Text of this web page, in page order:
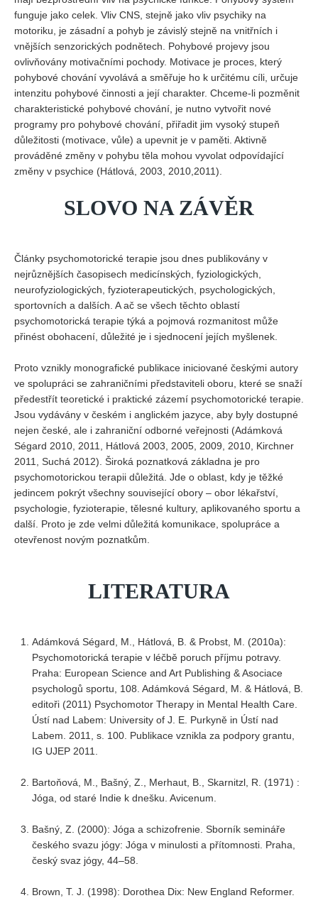
funguje jako celek. Vliv CNS, stejně jako vliv psychiky na
motoriku, je zásadní a pohyb je závislý stejně na vnitřních i
vnějších senzorických podnětech. Pohybové projevy jsou
ovlivňovány motivačními pochody. Motivace je proces, který
pohybové chování vyvolává a směřuje ho k určitému cíli, určuje
intenzitu pohybové činnosti a její charakter. Chceme-li pozměnit
charakteristické pohybové chování, je nutno vytvořit nové
programy pro pohybové chování, přiřadit jim vysoký stupeň
důležitosti (motivace, vůle) a upevnit je v paměti. Aktivně
prováděné změny v pohybu těla mohou vyvolat odpovídající
změny v psychice (Hátlová, 2003, 2010,2011).
SLOVO NA ZÁVĚR
Články psychomotorické terapie jsou dnes publikovány v
nejrůznějších časopisech medicínských, fyziologických,
neurofyziologických, fyzioterapeutických, psychologických,
sportovních a dalších. A ač se všech těchto oblastí
psychomotorická terapie týká a pojmová rozmanitost může
přinést obohacení, důležité je i sjednocení jejích myšlenek.
Proto vznikly monografické publikace iniciované českými autory
ve spolupráci se zahraničními představiteli oboru, které se snaží
předestřít teoretické i praktické zázemí psychomotorické terapie.
Jsou vydávány v českém i anglickém jazyce, aby byly dostupné
nejen české, ale i zahraniční odborné veřejnosti (Adámková
Ségard 2010, 2011, Hátlová 2003, 2005, 2009, 2010, Kirchner
2011, Suchá 2012). Široká poznatková základna je pro
psychomotorickou terapii důležitá. Jde o oblast, kdy je těžké
jedincem pokrýt všechny související obory – obor lékařství,
psychologie, fyzioterapie, tělesné kultury, aplikovaného sportu a
další. Proto je zde velmi důležitá komunikace, spolupráce a
otevřenost novým poznatkům.
LITERATURA
Adámková Ségard, M., Hátlová, B. & Probst, M. (2010a):
Psychomotorická terapie v léčbě poruch příjmu potravy.
Praha: European Science and Art Publishing & Asociace
psychologů sportu, 108. Adámková Ségard, M. & Hátlová, B.
editoři (2011) Psychomotor Therapy in Mental Health Care.
Ústí nad Labem: University of J. E. Purkyně in Ústí nad
Labem. 2011, s. 100. Publikace vznikla za podpory grantu,
IG UJEP 2011.
Bartoňová, M., Bašný, Z., Merhaut, B., Skarnitzl, R. (1971) :
Jóga, od staré Indie k dnešku. Avicenum.
Bašný, Z. (2000): Jóga a schizofrenie. Sborník semináře
českého svazu jógy: Jóga v minulosti a přítomnosti. Praha,
český svaz jógy, 44–58.
Brown, T. J. (1998): Dorothea Dix: New England Reformer.